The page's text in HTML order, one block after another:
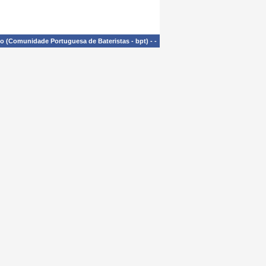
(Comunidade Portuguesa de Bateristas - bpt) - -